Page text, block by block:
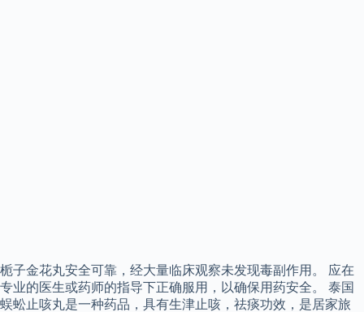
栀子金花丸安全可靠，经大量临床观察未发现毒副作用。 应在
专业的医生或药师的指导下正确服用，以确保用药安全。 泰国
蜈蚣止咳丸是一种药品，具有生津止咳，祛痰功效，是居家旅